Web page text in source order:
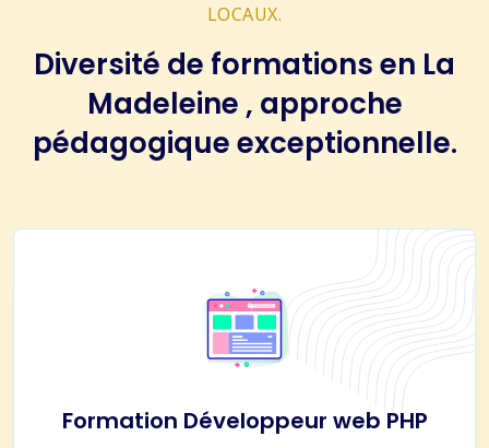
LOCAUX.
Diversité de formations en La
Madeleine , approche
pédagogique exceptionnelle.
Formation Développeur web PHP